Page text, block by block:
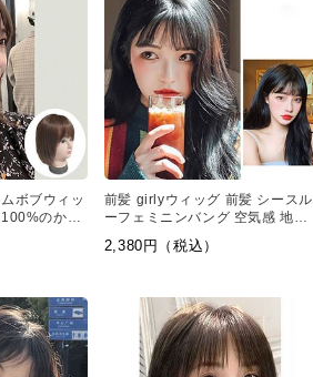
ボブウィッ
のかつ
前髪で姫カ
前髪 girlyウィッグ 前髪 シースル
ーフェミニンバング 空気感 地肌
2,380円（税込）